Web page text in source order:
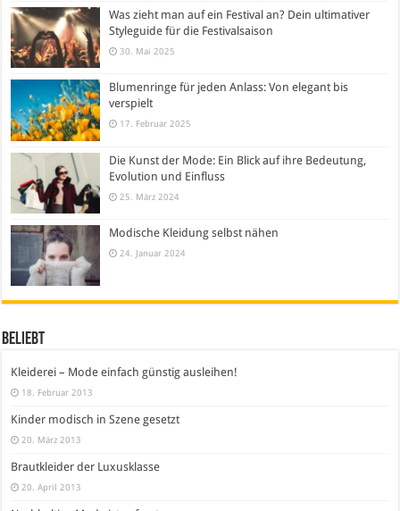
Was zieht man auf ein Festival an? Dein ultimativer
Styleguide für die Festivalsaison
30. Mai 2025
Blumenringe für jeden Anlass: Von elegant bis
verspielt
17. Februar 2025
Die Kunst der Mode: Ein Blick auf ihre Bedeutung,
Evolution und Einfluss
25. März 2024
Modische Kleidung selbst nähen
24. Januar 2024
Beliebt
Kleiderei – Mode einfach günstig ausleihen!
18. Februar 2013
Kinder modisch in Szene gesetzt
20. März 2013
Brautkleider der Luxusklasse
20. April 2013